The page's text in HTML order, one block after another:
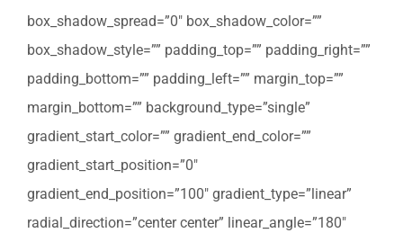
box_shadow_spread=”0″ box_shadow_color=””
box_shadow_style=”” padding_top=”” padding_right=””
padding_bottom=”” padding_left=”” margin_top=””
margin_bottom=”” background_type=”single”
gradient_start_color=”” gradient_end_color=””
gradient_start_position=”0″
gradient_end_position=”100″ gradient_type=”linear”
radial_direction=”center center” linear_angle=”180″